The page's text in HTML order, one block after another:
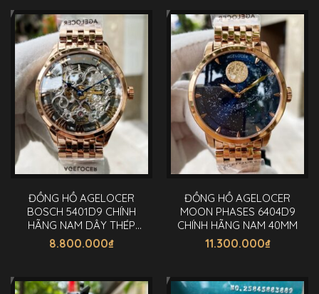
ĐỒNG HỒ AGELOCER
BOSCH 5401D9 CHÍNH
HÃNG NAM DÂY THÉP
40MM
8.800.000₫
ĐỒNG HỒ AGELOCER
MOON PHASES 6404D9
CHÍNH HÃNG NAM 40MM
11.300.000₫